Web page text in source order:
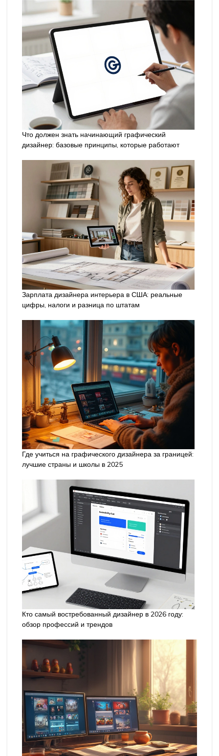
Что должен знать начинающий графический
дизайнер: базовые принципы, которые работают
Зарплата дизайнера интерьера в США: реальные
цифры, налоги и разница по штатам
Где учиться на графического дизайнера за границей:
лучшие страны и школы в 2025
Кто самый востребованный дизайнер в 2026 году:
обзор профессий и трендов